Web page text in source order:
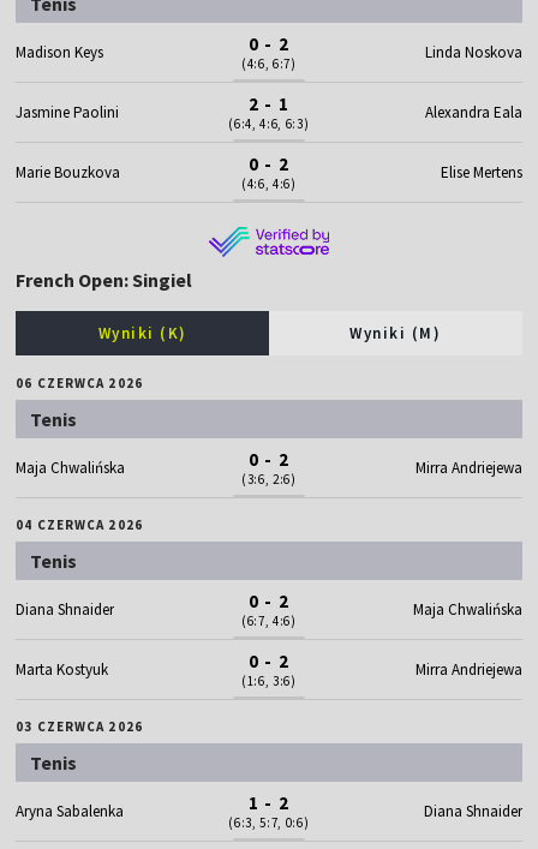
Madison Keys 0 - 2
(4:6, 6:7)
Linda Noskova
Jasmine Paolini 2 - 1
(6:4, 4:6, 6:3)
Alexandra Eala
Marie Bouzkova 0 - 2
(4:6, 4:6)
Elise Mertens
French Open: Singiel
Wyniki (K) Wyniki (M)
06 CZERWCA 2026
Tenis
Maja Chwalińska 0 - 2
(3:6, 2:6)
Mirra Andriejewa
04 CZERWCA 2026
Tenis
Diana Shnaider 0 - 2
(6:7, 4:6)
Maja Chwalińska
Marta Kostyuk 0 - 2
(1:6, 3:6)
Mirra Andriejewa
03 CZERWCA 2026
Tenis
Aryna Sabalenka 1 - 2
(6:3, 5:7, 0:6)
Diana Shnaider